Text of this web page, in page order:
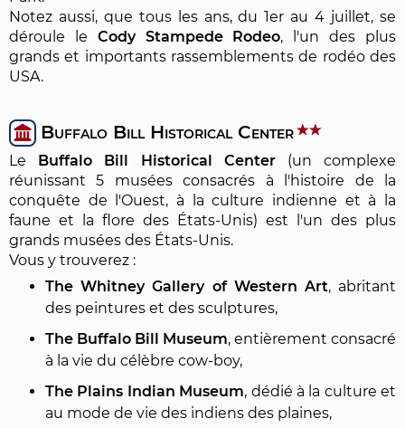
Notez aussi, que tous les ans, du 1er au 4 juillet, se
déroule le Cody Stampede Rodeo, l'un des plus
grands et importants rassemblements de rodéo des
USA.
Buffalo Bill Historical Center
Le Buffalo Bill Historical Center(un complexe
réunissant 5 musées consacrés à l'histoire de la
conquête de l'Ouest, à la culture indienne et à la
faune et la flore des États-Unis) est l'un des plus
grands musées des États-Unis.
Vous y trouverez :
The Whitney Gallery of Western Art, abritant
des peintures et des sculptures,
The Buffalo Bill Museum, entièrement consacré
à la vie du célèbre cow-boy,
The Plains Indian Museum, dédié à la culture et
au mode de vie des indiens des plaines,